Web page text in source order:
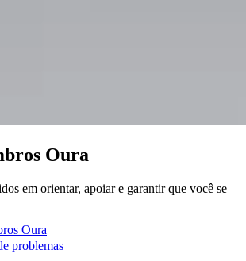
Oura
em orientar, apoiar e garantir que você se
Oura
problemas